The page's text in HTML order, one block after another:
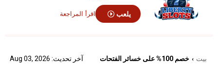
يلعب اقرأ المراجعة
بيت › خصم 100% على خسائر الفتحات آخر تحديث: Aug 03, 2026